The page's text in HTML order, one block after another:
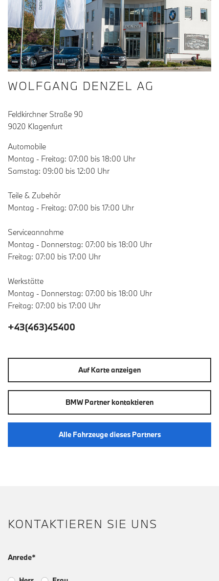
WOLFGANG DENZEL AG
Feldkirchner Straße 90
9020 Klagenfurt
Automobile
Montag - Freitag: 07:00 bis 18:00 Uhr
Samstag: 09:00 bis 12:00 Uhr
Teile & Zubehör
Montag - Freitag: 07:00 bis 17:00 Uhr
Serviceannahme
Montag - Donnerstag: 07:00 bis 18:00 Uhr
Freitag: 07:00 bis 17:00 Uhr
Werkstätte
Montag - Donnerstag: 07:00 bis 18:00 Uhr
Freitag: 07:00 bis 17:00 Uhr
+43(463)45400
Auf Karte anzeigen
BMW Partner kontaktieren
Alle Fahrzeuge dieses Partners
KONTAKTIEREN SIE UNS
Anrede*